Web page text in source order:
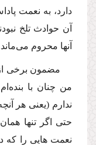
دارد، به نعمت
آن حوادث تلخ
آنها محروم
مضمون برخى
من چنان با
ندارم (یعنى هر
حتى اگر تنها
نعمت هایى را كه